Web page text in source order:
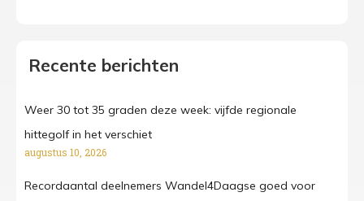
Recente berichten
Weer 30 tot 35 graden deze week: vijfde regionale
hittegolf in het verschiet
augustus 10, 2026
Recordaantal deelnemers Wandel4Daagse goed voor